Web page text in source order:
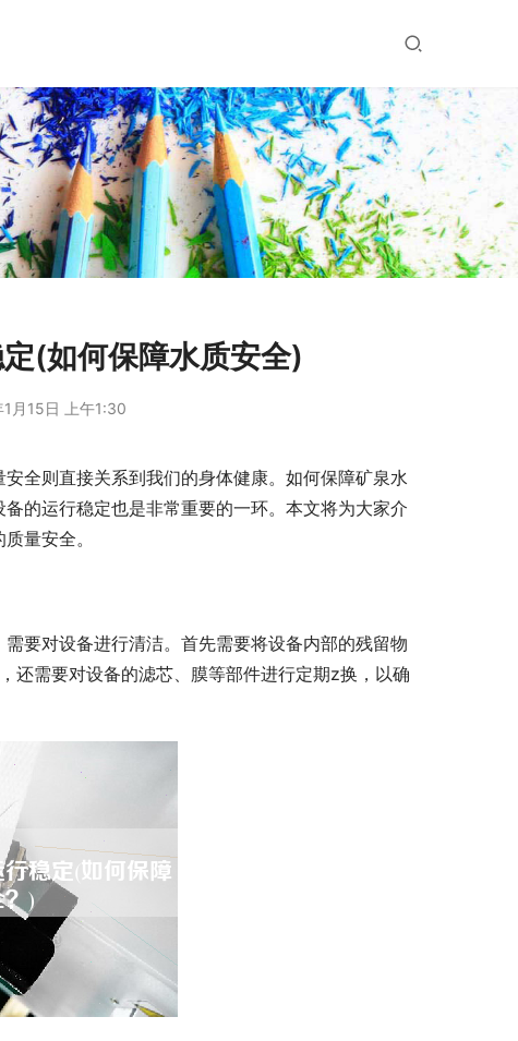
(如何保障水质安全)
月15日 上午1:30
全则直接关系到我们的身体健康。如何保障矿泉水
的运行稳定也是非常重要的一环。本文将为大家介
量安全。
要对设备进行清洁。首先需要将设备内部的残留物
还需要对设备的滤芯、膜等部件进行定期z换，以确